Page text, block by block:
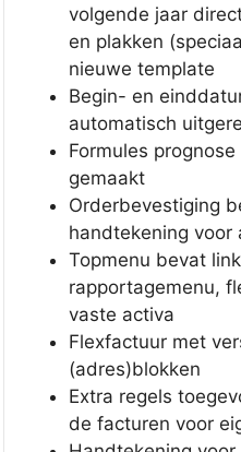
volgende jaar
en plakken
nieuwe template
Begin- en
automatisch
Formules
gemaakt
Orderbevestiging
handtekening voor
Topmenu bevat
rapportagemenu,
vaste activa
Flexfactuur met
(adres)blokken
Extra regels
de facturen voor